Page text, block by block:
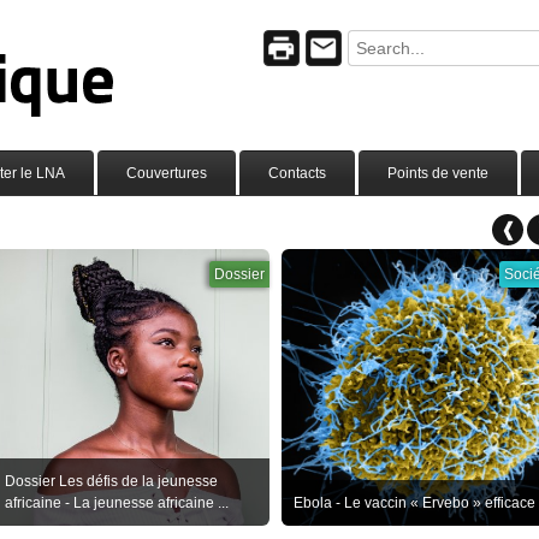
le LNA Couvertures Contacts Points de vente
❰
Société
Ebola - Le vaccin « Ervebo » efficace
Album
Spécial Visite de Pierre Kompany
RD Congo